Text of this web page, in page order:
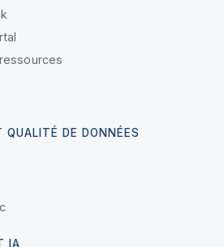
QUALITÉ DE DONNÉES
IA